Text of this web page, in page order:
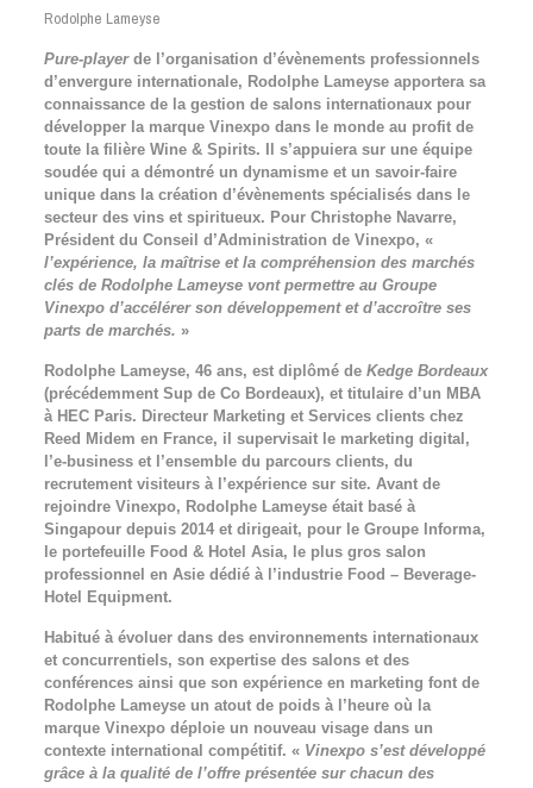
Rodolphe Lameyse
Pure-playerde l’organisation d’évènements professionnels
d’envergure internationale, Rodolphe Lameyse apportera sa
connaissance de la gestion de salons internationaux pour
développer la marque Vinexpo dans le monde au profit de
toute la filière Wine & Spirits. Il s’appuiera sur une équipe
soudée qui a démontré un dynamisme et un savoir-faire
unique dans la création d’évènements spécialisés dans le
secteur des vins et spiritueux. Pour Christophe Navarre,
Président du Conseil d’Administration de Vinexpo, «
l’expérience, la maîtrise et la compréhension des marchés
clés de Rodolphe Lameyse vont permettre au Groupe
Vinexpo d’accélérer son développement et d’accroître ses
parts de marchés. »
Rodolphe Lameyse, 46 ans, est diplômé de Kedge Bordeaux
(précédemment Sup de Co Bordeaux), et titulaire d’un MBA
à HEC Paris. Directeur Marketing et Services clients chez
Reed Midem en France, il supervisait le marketing digital,
l’e-business et l’ensemble du parcours clients, du
recrutement visiteurs à l’expérience sur site. Avant de
rejoindre Vinexpo, Rodolphe Lameyse était basé à
Singapour depuis 2014 et dirigeait, pour le Groupe Informa,
le portefeuille Food & Hotel Asia, le plus gros salon
professionnel en Asie dédié à l’industrie Food – Beverage-
Hotel Equipment.
Habitué à évoluer dans des environnements internationaux
et concurrentiels, son expertise des salons et des
conférences ainsi que son expérience en marketing font de
Rodolphe Lameyse un atout de poids à l’heure où la
marque Vinexpo déploie un nouveau visage dans un
contexte international compétitif. « Vinexpo s’est développé
grâce à la qualité de l’offre présentée sur chacun des